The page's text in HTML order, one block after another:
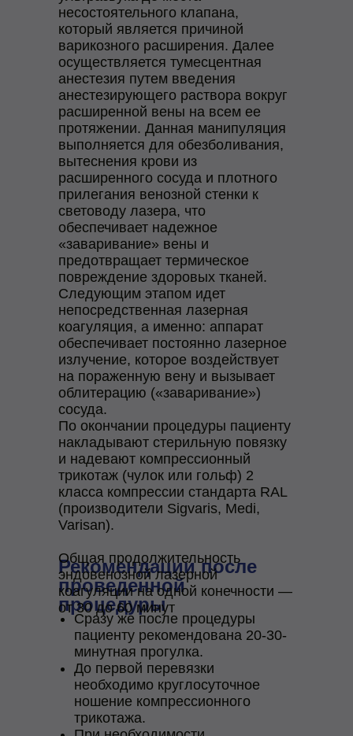
Рекомендации после
проведенной
процедуры
Сразу же после процедуры
пациенту рекомендована 20-30-
минутная прогулка.
До первой перевязки
необходимо круглосуточное
ношение компрессионного
трикотажа.
несостоятельного клапана,
который является причиной
варикозного расширения. Далее
осуществляется тумесцентная
анестезия путем введения
анестезирующего раствора вокруг
расширенной вены на всем ее
протяжении. Данная манипуляция
выполняется для обезболивания,
вытеснения крови из
расширенного сосуда и плотного
прилегания венозной стенки к
световоду лазера, что
обеспечивает надежное
«заваривание» вены и
предотвращает термическое
повреждение здоровых тканей.
Следующим этапом идет
непосредственная лазерная
коагуляция, а именно: аппарат
обеспечивает постоянно лазерное
излучение, которое воздействует
на пораженную вену и вызывает
облитерацию («заваривание»)
сосуда.
По окончании процедуры пациенту
накладывают стерильную повязку
и надевают компрессионный
трикотаж (чулок или гольф) 2
класса компрессии стандарта RAL
(производители Sigvaris, Medi,
Varisan).
Общая продолжительность
эндовенозной лазерной
коагуляции на одной конечности —
от 30 до 60 минут